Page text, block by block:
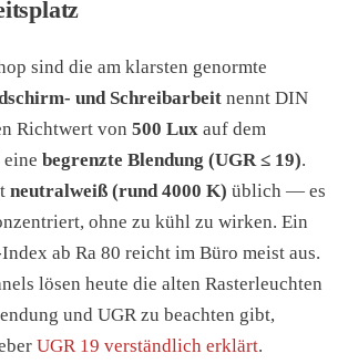
sind die am klarsten genormte
und Schreibarbeit nennt DIN
Richtwert von 500 Lux auf dem
begrenzte Blendung (UGR ≤ 19).
neutralweiß (rund 4000 K) üblich — es
ohne zu kühl zu wirken. Ein
ab Ra 80 reicht im Büro meist aus.
lösen heute die alten Rasterleuchten
und UGR zu beachten gibt,
UGR 19 verständlich erklärt.